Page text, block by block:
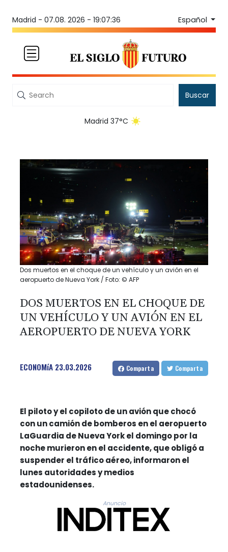
Madrid - 07.08. 2026 - 19:07:36 Español
Buscar
Madrid 37°C
Dos muertos en el choque de un vehículo y un avión en el
aeropuerto de Nueva York / Foto: © AFP
DOS MUERTOS EN EL CHOQUE DE
UN VEHÍCULO Y UN AVIÓN EN EL
AEROPUERTO DE NUEVA YORK
ECONOMíA 23.03.2026 Comparta Comparta
El piloto y el copiloto de un avión que chocó
con un camión de bomberos en el aeropuerto
LaGuardia de Nueva York el domingo por la
noche murieron en el accidente, que obligó a
suspender el tráfico aéreo, informaron el
lunes autoridades y medios
estadounidenses.
Anuncio